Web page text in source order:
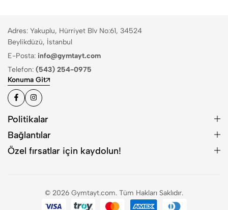
Adres: Yakuplu, Hürriyet Blv No:61, 34524
Beylikdüzü, İstanbul
E-Posta: info@gymtayt.com
Telefon: (543) 254-0975
Konuma Git
Politikalar
Bağlantılar
Özel fırsatlar için kaydolun!
© 2026 Gymtayt.com. Tüm Hakları Saklıdır.